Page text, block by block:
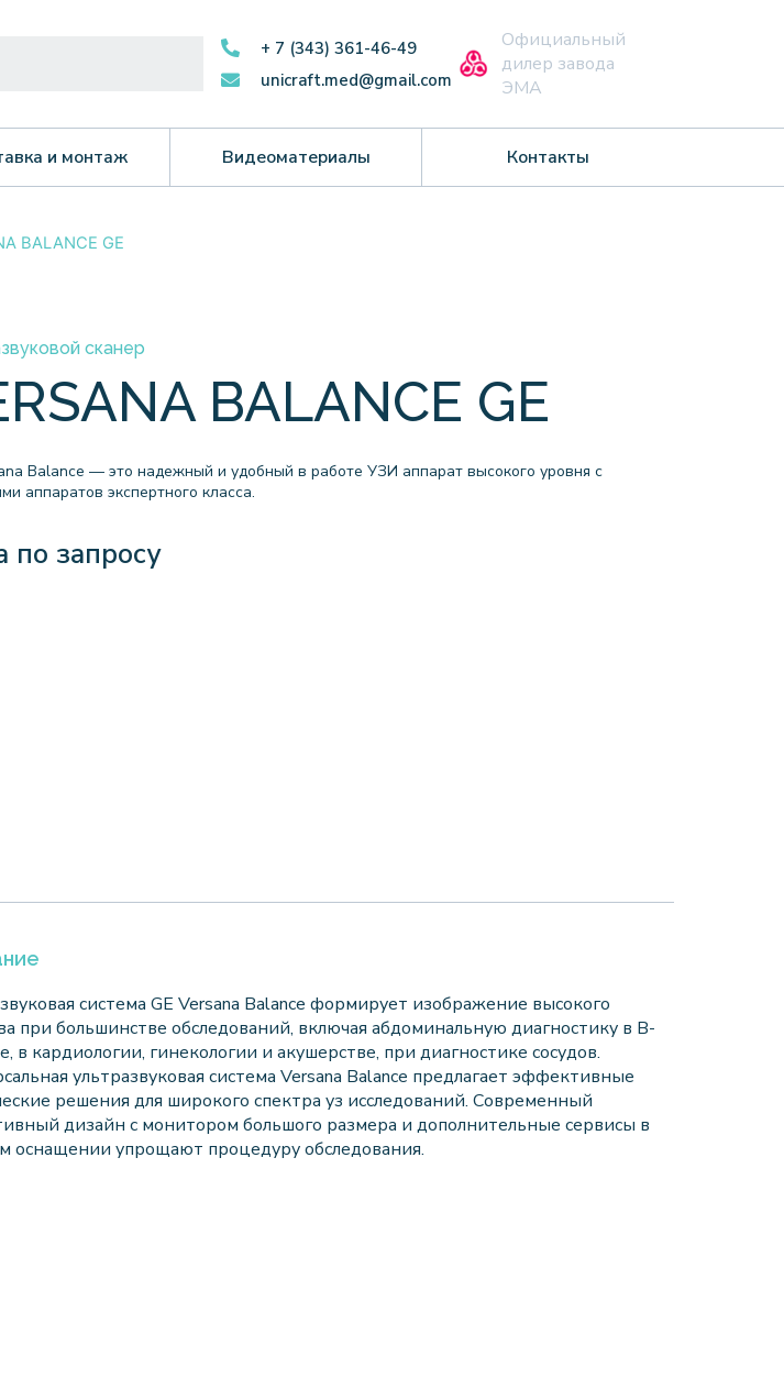
+ 7 (343) 361-46-49
unicraft.med@gmail.com
Официальный
дилер завода
ЭМА
и монтаж Видеоматериалы Контакты
BALANCE GE
сканер
BALANCE GE
Balance — это надежный и удобный в работе УЗИ аппарат высокого уровня с
аппаратов экспертного класса.
по запросу
система GE Versana Balance формирует изображение высокого
при большинстве обследований, включая абдоминальную диагностику в В-
в кардиологии, гинекологии и акушерстве, при диагностике сосудов.
ультразвуковая система Versana Balance предлагает эффективные
решения для широкого спектра уз исследований. Современный
дизайн с монитором большого размера и дополнительные сервисы в
оснащении упрощают процедуру обследования.